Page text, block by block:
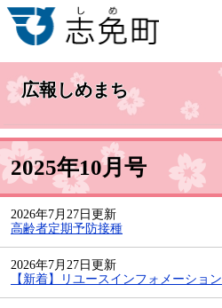
広報しめまち
2025年10月号
2026年7月27日更新
高齢者定期予防接種
2026年7月27日更新
【新着】リユースインフォメーション